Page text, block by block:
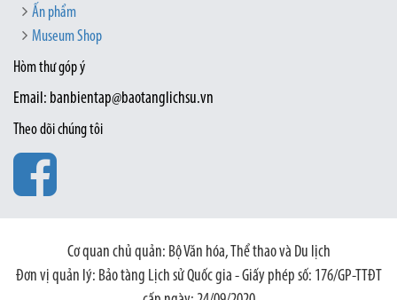
Ấn phẩm
Museum Shop
Hòm thư góp ý
Email: banbientap@baotanglichsu.vn
Theo dõi chúng tôi
Cơ quan chủ quản: Bộ Văn hóa, Thể thao và Du lịch
Đơn vị quản lý: Bảo tàng Lịch sử Quốc gia - Giấy phép số: 176/GP-TTĐT